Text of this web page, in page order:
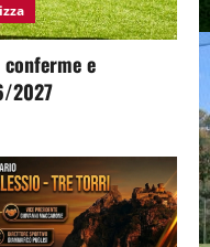
e
2027